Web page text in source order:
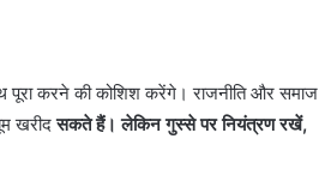
करने की कोशिश करेंगे। राजनीति और समाज
खरीदसकते हैं। लेकिन गुस्से पर नियंत्रण रखें,